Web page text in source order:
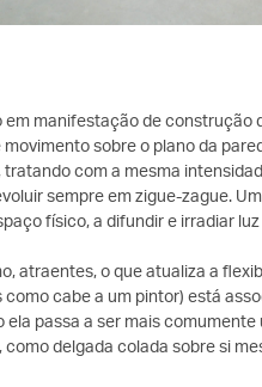
manifestação de construção
sobre o plano da
com a mesma
sempre em zigue-zague.
físico, a difundir e irradiar
atraentes, o que atualiza a
cabe a um pintor) está
passa a ser mais
delgada colada sobre si